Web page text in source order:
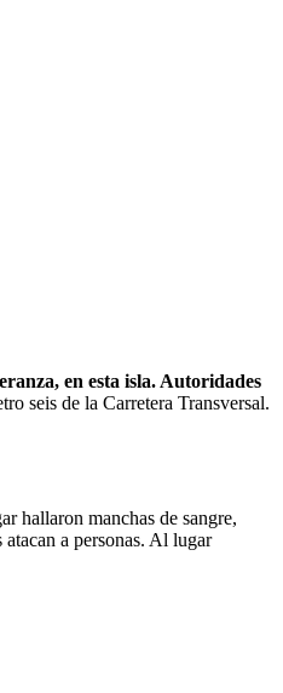
en esta isla. Autoridades
seis de la Carretera Transversal.
hallaron manchas de sangre,
a personas. Al lugar